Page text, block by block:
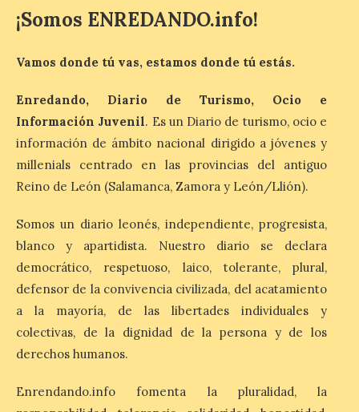
Antigüedad clásica, la mitología y los
Patrimonio Nacional
cancela la temporada de
fuentes de La Granja ante
la escasez de agua
6 Ago 2026
Esta medida afecta a los
espectáculos nocturnos
de la Fuente Baños de
Diana previstos para los
días 8, 15 y 22 de agosto,
así como al encendido extraordinario del
día 25. La reserva de agua en el estanque
«El Mar», […]
El Descenso Internacional
¡Somos ENREDANDO.info!
Vamos donde tú vas, estamos donde tú estás.
Enredando, Diario de Turismo, Ocio e
Información Juvenil. Es un Diario de turismo, ocio e
información de ámbito nacional dirigido a jóvenes y
millenials centrado en las provincias del antiguo
Reino de León (Salamanca, Zamora y León/Llión).
Somos un diario leonés, independiente, progresista,
blanco y apartidista. Nuestro diario se declara
democrático, respetuoso, laico, tolerante, plural,
defensor de la convivencia civilizada, del acatamiento
a la mayoría, de las libertades individuales y
colectivas, de la dignidad de la persona y de los
derechos humanos.
Enrendando.info fomenta la pluralidad, la